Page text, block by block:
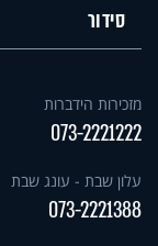
סידור
מזכירות הידברות
073-2221222
עלון שבת - עונג שבת
073-2221388